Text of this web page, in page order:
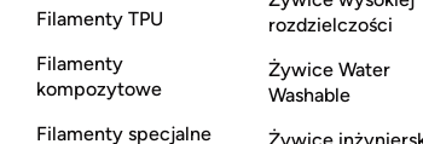
Filamenty TPU
Filamenty
kompozytowe
Filamenty specjalne
rozdzielczości
Żywice Water
Washable